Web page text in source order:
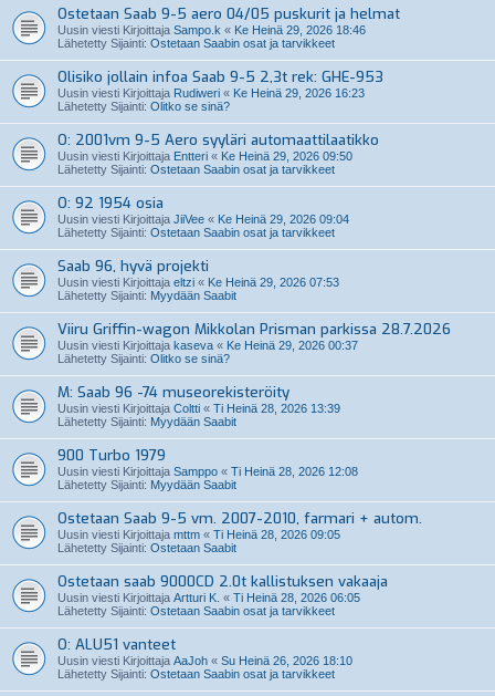
Ostetaan Saab 9-5 aero 04/05 puskurit ja helmat
Uusin viesti Kirjoittaja Sampo.k « Ke Heinä 29, 2026 18:46
Lähetetty Sijainti: Ostetaan Saabin osat ja tarvikkeet
Olisiko jollain infoa Saab 9-5 2,3t rek: GHE-953
Uusin viesti Kirjoittaja Rudiweri « Ke Heinä 29, 2026 16:23
Lähetetty Sijainti: Olitko se sinä?
O: 2001vm 9-5 Aero syyläri automaattilaatikko
Uusin viesti Kirjoittaja Entteri « Ke Heinä 29, 2026 09:50
Lähetetty Sijainti: Ostetaan Saabin osat ja tarvikkeet
O: 92 1954 osia
Uusin viesti Kirjoittaja JiiVee « Ke Heinä 29, 2026 09:04
Lähetetty Sijainti: Ostetaan Saabin osat ja tarvikkeet
Saab 96, hyvä projekti
Uusin viesti Kirjoittaja eltzi « Ke Heinä 29, 2026 07:53
Lähetetty Sijainti: Myydään Saabit
Viiru Griffin-wagon Mikkolan Prisman parkissa 28.7.2026
Uusin viesti Kirjoittaja kaseva « Ke Heinä 29, 2026 00:37
Lähetetty Sijainti: Olitko se sinä?
M: Saab 96 -74 museorekisteröity
Uusin viesti Kirjoittaja Coltti « Ti Heinä 28, 2026 13:39
Lähetetty Sijainti: Myydään Saabit
900 Turbo 1979
Uusin viesti Kirjoittaja Samppo « Ti Heinä 28, 2026 12:08
Lähetetty Sijainti: Myydään Saabit
Ostetaan Saab 9-5 vm. 2007-2010, farmari + autom.
Uusin viesti Kirjoittaja mttm « Ti Heinä 28, 2026 09:05
Lähetetty Sijainti: Ostetaan Saabit
Ostetaan saab 9000CD 2.0t kallistuksen vakaaja
Uusin viesti Kirjoittaja Artturi K. « Ti Heinä 28, 2026 06:05
Lähetetty Sijainti: Ostetaan Saabin osat ja tarvikkeet
O: ALU51 vanteet
Uusin viesti Kirjoittaja AaJoh « Su Heinä 26, 2026 18:10
Lähetetty Sijainti: Ostetaan Saabin osat ja tarvikkeet